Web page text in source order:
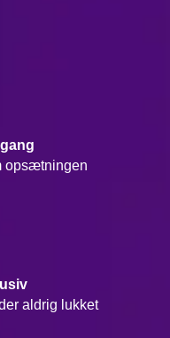
opsætningen
aldrig lukket